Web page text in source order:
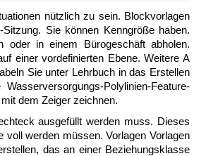
nützlich zu sein. Blockvorlagen
Sie können Kenngröße haben.
oder in einem Bürogeschäft abholen.
einer vordefinierten Ebene. Weitere A
Sie unter Lehrbuch in das Erstellen
Polylinien-Feature-
dem Zeiger zeichnen.
ausgefüllt werden muss. Dieses
voll werden müssen. Vorlagen Vorlagen
das an einer Beziehungsklasse